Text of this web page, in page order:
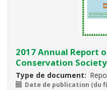
2017 Annual Report
Conservation Society
Type de document
Date de publication (du